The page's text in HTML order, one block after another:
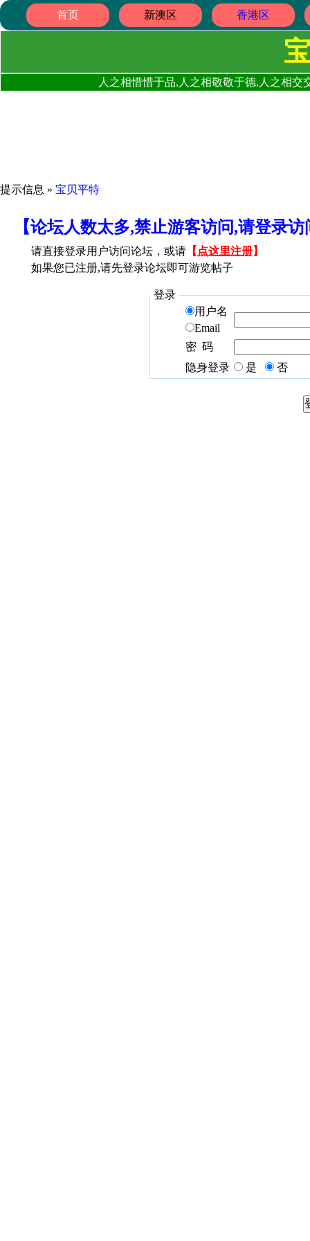
首页 新澳区 香港区
人之相惜惜于品,人之相敬敬于德,人之相
提示信息 » 宝贝平特
【论坛人数太多,禁止游客访问,请登录
请直接登录用户访问论坛，或请 【 点这里注册】
如果您已注册,请先登录论坛即可游览帖子
登录
用户名
Email
密 码
隐身登录
是 否